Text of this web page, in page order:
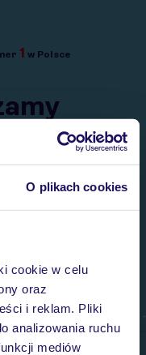
O plikach cookies
cookie w celu
oraz
i reklam. Pliki
analizowania ruchu
mediów
1 w Polsce
wakacje.